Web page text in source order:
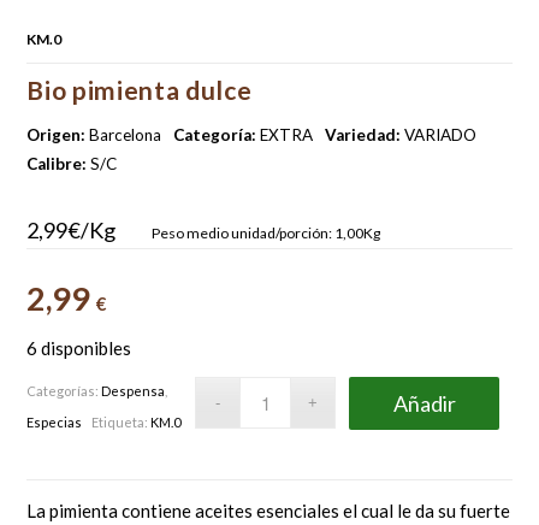
KM.0
Bio pimienta dulce
Origen: Barcelona Categoría: EXTRA Variedad: VARIADO
Calibre: S/C
2,99€/Kg Peso medio unidad/porción: 1,00Kg
2,99€
6 disponibles
Añadir
Categorías:Despensa
Especias
Etiqueta:KM.0
La pimienta contiene aceites esenciales el cual le da su fuerte